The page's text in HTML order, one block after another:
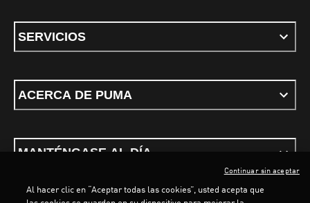
SERVICIOS
ACERCA DE PUMA
MANTÉNGASE AL DÍA
Al hacer clic en “Aceptar todas las cookies”, usted acepta que
Continuar sin aceptar